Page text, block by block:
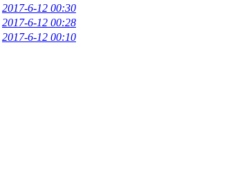
2017-6-12 00:30
2017-6-12 00:28
2017-6-12 00:10